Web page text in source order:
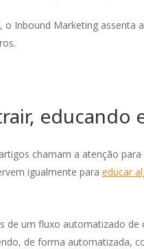
Inbound Marketing assenta
chamam a atenção
igualmente para educar
de um fluxo automatizado
de forma automatizada,